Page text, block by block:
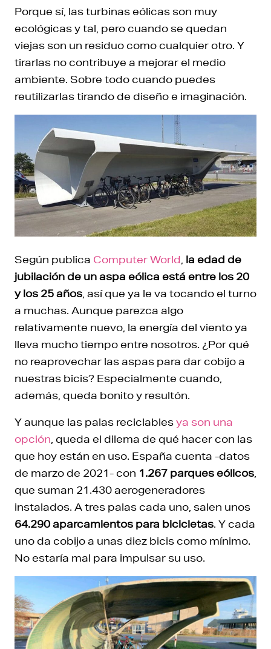
Porque sí, las turbinas eólicas son muy
ecológicas y tal, pero cuando se quedan
viejas son un residuo como cualquier otro. Y
tirarlas no contribuye a mejorar el medio
ambiente. Sobre todo cuando puedes
reutilizarlas tirando de diseño e imaginación.
Según publica Computer World la edad de
jubilación de un aspa eólica está entre los 20
y los 25 años , así que ya le va tocando el turno
a muchas. Aunque parezca algo
relativamente nuevo, la energía del viento ya
lleva mucho tiempo entre nosotros. ¿Por qué
no reaprovechar las aspas para dar cobijo a
nuestras bicis? Especialmente cuando,
además, queda bonito y resultón.
Y aunque las palas reciclablesya son una
opción , queda el dilema de qué hacer con las
que hoy están en uso. España cuenta -datos
de marzo de 2021- con 1.267 parques eólicos
que suman 21.430 aerogeneradores
instalados. A tres palas cada uno, salen unos
64.290 aparcamientos para bicicletas. Y cada
uno da cobijo a unas diez bicis como mínimo.
No estaría mal para impulsar su uso.